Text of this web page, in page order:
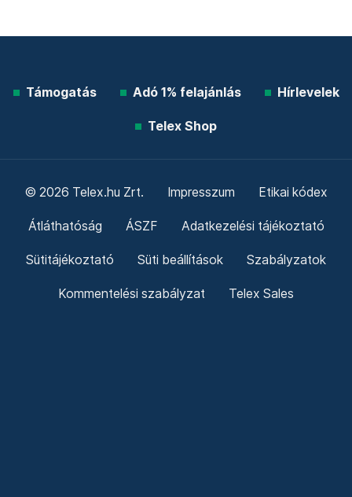
Támogatás Adó 1% felajánlás Hírlevelek
Telex Shop
© 2026 Telex.hu Zrt. Impresszum Etikai kódex
Átláthatóság ÁSZF Adatkezelési tájékoztató
Sütitájékoztató Süti beállítások Szabályzatok
Kommentelési szabályzat Telex Sales